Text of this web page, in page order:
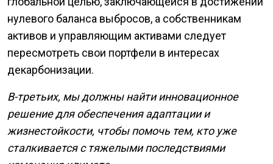
нулевого баланса выбросов, а собственникам
активов и управляющим активами следует
пересмотреть свои портфели в интересах
декарбонизации.
В-третьих, мы должны найти инновационное
решение для обеспечения адаптации и
жизнестойкости, чтобы помочь тем, кто уже
сталкивается с тяжелыми последствиями